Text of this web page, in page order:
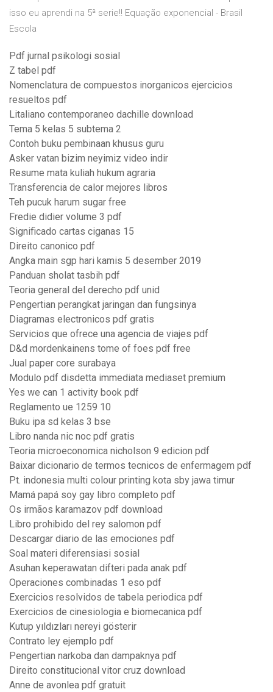
isso eu aprendi na 5ª serie!! Equação exponencial - Brasil
Escola
Pdf jurnal psikologi sosial
Z tabel pdf
Nomenclatura de compuestos inorganicos ejercicios
resueltos pdf
Litaliano contemporaneo dachille download
Tema 5 kelas 5 subtema 2
Contoh buku pembinaan khusus guru
Asker vatan bizim neyimiz video indir
Resume mata kuliah hukum agraria
Transferencia de calor mejores libros
Teh pucuk harum sugar free
Fredie didier volume 3 pdf
Significado cartas ciganas 15
Direito canonico pdf
Angka main sgp hari kamis 5 desember 2019
Panduan sholat tasbih pdf
Teoria general del derecho pdf unid
Pengertian perangkat jaringan dan fungsinya
Diagramas electronicos pdf gratis
Servicios que ofrece una agencia de viajes pdf
D&d mordenkainens tome of foes pdf free
Jual paper core surabaya
Modulo pdf disdetta immediata mediaset premium
Yes we can 1 activity book pdf
Reglamento ue 1259 10
Buku ipa sd kelas 3 bse
Libro nanda nic noc pdf gratis
Teoria microeconomica nicholson 9 edicion pdf
Baixar dicionario de termos tecnicos de enfermagem pdf
Pt. indonesia multi colour printing kota sby jawa timur
Mamá papá soy gay libro completo pdf
Os irmãos karamazov pdf download
Libro prohibido del rey salomon pdf
Descargar diario de las emociones pdf
Soal materi diferensiasi sosial
Asuhan keperawatan difteri pada anak pdf
Operaciones combinadas 1 eso pdf
Exercicios resolvidos de tabela periodica pdf
Exercicios de cinesiologia e biomecanica pdf
Kutup yıldızları nereyi gösterir
Contrato ley ejemplo pdf
Pengertian narkoba dan dampaknya pdf
Direito constitucional vitor cruz download
Anne de avonlea pdf gratuit